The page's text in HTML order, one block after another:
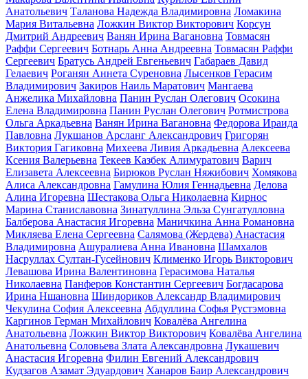
Анатольевич Таланова Надежда Владимировна Ломакина
Мария Витальевна Ложкин Виктор Викторович Корсун
Дмитрий Андреевич Ванян Ирина Вагановна Товмасян
Раффи Сергеевич Ботнарь Анна Андреевна Товмасян Раффи
Сергеевич Братусь Андрей Евгеньевич Габараев Давид
Гелаевич Роганян Аннета Суреновна Лысенков Герасим
Владимирович Закиров Наиль Маратович Мангаева
Анжелика Михайловна Панин Руслан Олегович Осокина
Елена Владимировна Панин Руслан Олегович Ротмистрова
Ольга Аркадьевна Ванян Ирина Вагановна Федорова Ираида
Павловна Лукшанов Арсланг Александрович Григорян
Виктория Гагиковна Михеева Ливия Аркадьевна Алексеева
Ксения Валерьевна Текеев Казбек Алимуратович Варич
Елизавета Алексеевна Бирюков Руслан Няжибович Хомякова
Алиса Александровна Гамулина Юлия Геннадьевна Делова
Алина Игоревна Шестакова Ольга Николаевна Кирнос
Марина Станиславовна Зинатуллина Эльза Сунгатулловна
Балберова Анастасия Игоревна Маничкина Анна Романовна
Микляева Елена Сергеевна Салямова (Жердева) Анастасия
Владимировна Ашуралиева Анна Ивановна Шамхалов
Насруллах Султан-Гусейнович Клименко Игорь Викторович
Левашова Ирина Валентиновна Герасимова Наталья
Николаевна Панферов Константин Сергеевич Богдасарова
Ирина Ншановна Шиндориков Александр Владимирович
Чекулина София Алексеевна Абдуллина Софья Рустэмовна
Каргинов Герман Михайлович Ковалёва Ангелина
Анатольевна Ложкин Виктор Викторович Ковалёва Ангелина
Анатольевна Соловьева Злата Александровна Лукашевич
Анастасия Игоревна Филин Евгений Александрович
Кудзагов Азамат Эдуардович Ханаров Баир Александрович